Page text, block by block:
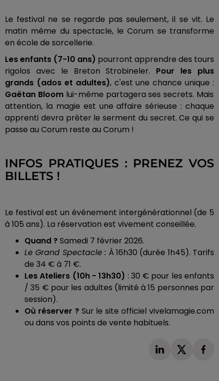
Le festival ne se regarde pas seulement, il se vit. Le
matin même du spectacle, le Corum se transforme
en école de sorcellerie.
Les enfants (7-10 ans) pourront apprendre des tours
rigolos avec le Breton Strobineler. Pour les plus
grands (ados et adultes), c'est une chance unique :
Gaëtan Bloomlui-même partagera ses secrets. Mais
attention, la magie est une affaire sérieuse : chaque
apprenti devra prêter le serment du secret. Ce qui se
passe au Corum reste au Corum !
INFOS PRATIQUES : PRENEZ VOS
BILLETS !
Le festival est un événement intergénérationnel (de 5
à 105 ans). La réservation est vivement conseillée.
Quand ?Samedi 7 février 2026.
Le Grand Spectacle : À 16h30 (durée 1h45). Tarifs
de 34 € à 71 €.
Les Ateliers (10h - 13h30) : 30 € pour les enfants
/ 35 € pour les adultes (limité à 15 personnes par
session).
Où réserver ?Sur le site officiel vivelamagie.com
ou dans vos points de vente habituels.